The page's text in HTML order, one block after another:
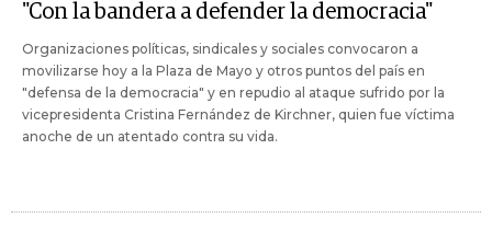
"Con la bandera a defender la democracia"
Organizaciones políticas, sindicales y sociales convocaron a
movilizarse hoy a la Plaza de Mayo y otros puntos del país en
"defensa de la democracia" y en repudio al ataque sufrido por la
vicepresidenta Cristina Fernández de Kirchner, quien fue víctima
anoche de un atentado contra su vida.